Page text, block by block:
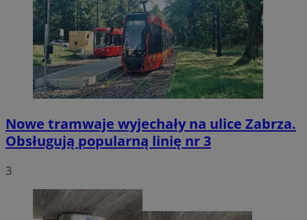
Nowe tramwaje wyjechały na ulice Zabrza.
Obsługują popularną linię nr 3
3